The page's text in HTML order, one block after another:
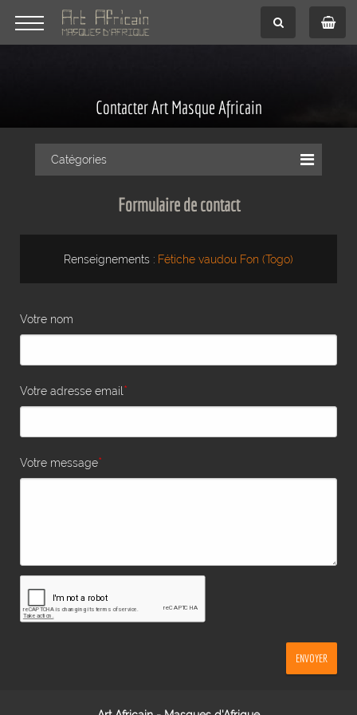
Contacter Art Masque Africain
Catégories
Formulaire de contact
Renseignements : Fétiche vaudou Fon (Togo)
Votre nom
Votre adresse email*
Votre message*
ENVOYER